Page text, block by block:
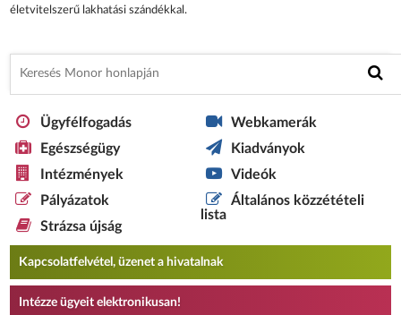
életvitelszerű lakhatási szándékkal.
Ügyfélfogadás
Egészségügy
Intézmények
Pályázatok
Strázsa újság
Webkamerák
Kiadványok
Videók
Általános közzétételi
lista
Kapcsolatfelvétel, üzenet a hivatalnak
Intézze ügyeit elektronikusan!